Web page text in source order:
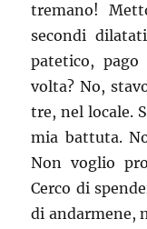
tremano!
secondi
patetico,
volta? No,
tre, nel locale.
mia battuta.
Non voglio
Cerco di
di andarmene,